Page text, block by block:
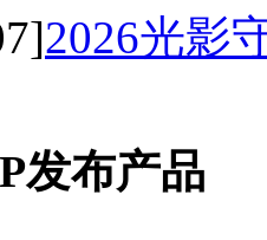
2026光影
发布产品